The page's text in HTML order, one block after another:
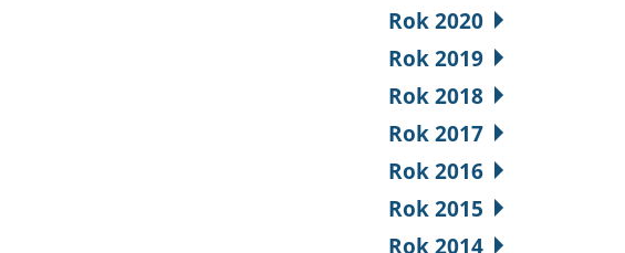
Rok 2020
Rok 2019
Rok 2018
Rok 2017
Rok 2016
Rok 2015
Rok 2014